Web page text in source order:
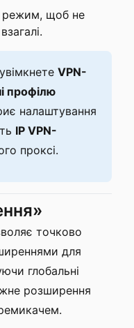
режим, щоб не
VPN-
профілю
налаштування
IP VPN-
проксі.
точково
для
глобальні
розширення